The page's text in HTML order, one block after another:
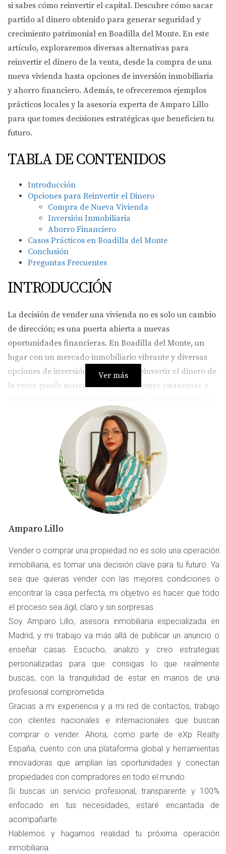
si sabes cómo reinvertir el capital. Descubre cómo sacar
partido al dinero obtenido para generar seguridad y
crecimiento patrimonial en Boadilla del Monte. En este
artículo, exploraremos diversas alternativas para
reinvertir el dinero de la venta, desde la compra de una
nueva vivienda hasta opciones de inversión inmobiliaria
y ahorro financiero. Además, te ofreceremos ejemplos
prácticos locales y la asesoría experta de Amparo Lillo
para que tomes decisiones estratégicas que beneficien tu
futuro.
TABLA DE CONTENIDOS
Introducción
Opciones para Reinvertir el Dinero
Compra de Nueva Vivienda
Inversión Inmobiliaria
Ahorro Financiero
Casos Prácticos en Boadilla del Monte
Conclusión
Preguntas Frecuentes
INTRODUCCIÓN
La decisión de vender una vivienda no es solo un cambio
de dirección; es una puerta abierta a nuevas
oportunidades financieras. En Boadilla del Monte, un
lugar con un mercado inmobiliario vibrante y diversas
opciones de inversión, saber cómo reinvertir el dinero de
la venta puede marcar la diferencia entre estancarse o
objetivos a corto y largo plazo. ¿Quieres comprar una
nueva casa? ¿Te interesa invertir en propiedades para
alquiler? O quizás prefieres asegurar tu futuro financiero
mediante el ahorro. Este artículo te guiará a través de las
mejores opciones disponibles, brindándote ejemplos
prácticos y consejos útiles para que puedas tomar
decisiones informadas.
OPCIONES PARA REINVERTIR
EL DINERO
Compra de Nueva Vivienda
Una de las opciones más comunes al vender tu hogar es
reinvertir el dinero en la compra de una nueva vivienda.
Esto no solo te permite mantenerte en el mercado
inmobiliario, sino que también puedes aprovechar las
condiciones actuales del mercado en Boadilla del Monte.
Por ejemplo, si vendiste tu casa por un buen precio,
podrías considerar mudarte a una propiedad más
grande o más moderna, lo que podría aumentar tu
calidad de vida. Además, al reinvertir en una nueva
vivienda, puedes beneficiarte de las tasas hipotecarias
actuales, que son relativamente bajas. Imagina encontrar
una casa con jardín y espacio suficiente para tu familia;
esto no solo mejorará tu bienestar, sino que también
puede ser una excelente inversión a largo plazo.
Inversión Inmobiliaria
Otra alternativa atractiva es utilizar el dinero obtenido
por la venta para invertir en propiedades. En Boadilla
del Monte, hay muchas oportunidades para adquirir
Ver más
Amparo Lillo
Vender o comprar una propiedad no es solo una operación
inmobiliaria, es tomar una decisión clave para tu futuro. Ya
sea que quieras vender con las mejores condiciones o
encontrar la casa perfecta, mi objetivo es hacer que todo
el proceso sea ágil, claro y sin sorpresas.
Soy Amparo Lillo, asesora inmobiliaria especializada en
Madrid, y mi trabajo va más allá de publicar un anuncio o
enseñar casas. Escucho, analizo y creo estrategias
personalizadas para que consigas lo que realmente
buscas, con la tranquilidad de estar en manos de una
profesional comprometida.
Gracias a mi experiencia y a mi red de contactos, trabajo
con clientes nacionales e internacionales que buscan
comprar o vender. Ahora, como parte de eXp Realty
España, cuento con una plataforma global y herramientas
innovadoras que amplían las oportunidades y conectan
propiedades con compradores en todo el mundo.
Si buscas un servicio profesional, transparente y 100%
enfocado en tus necesidades, estaré encantada de
acompañarte.
Hablemos y hagamos realidad tu próxima operación
inmobiliaria.